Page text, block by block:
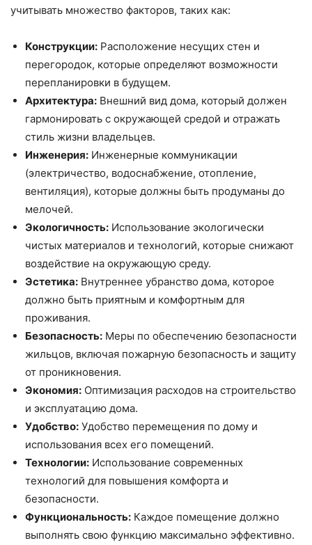
учитывать множество факторов, таких как:
Конструкции: Расположение несущих стен и
перегородок, которые определяют возможности
перепланировки в будущем.
Архитектура: Внешний вид дома, который должен
гармонировать с окружающей средой и отражать
стиль жизни владельцев.
Инженерия: Инженерные коммуникации
(электричество, водоснабжение, отопление,
вентиляция), которые должны быть продуманы до
мелочей.
Экологичность: Использование экологически
чистых материалов и технологий, которые снижают
воздействие на окружающую среду.
Эстетика: Внутреннее убранство дома, которое
должно быть приятным и комфортным для
проживания.
Безопасность: Меры по обеспечению безопасности
жильцов, включая пожарную безопасность и защиту
от проникновения.
Экономия: Оптимизация расходов на строительство
и эксплуатацию дома.
Удобство: Удобство перемещения по дому и
использования всех его помещений.
Технологии: Использование современных
технологий для повышения комфорта и
безопасности.
Функциональность: Каждое помещение должно
выполнять свою функцию максимально эффективно.